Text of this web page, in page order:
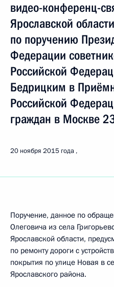
видео-конференц-
Ярославской
по поручению
Федерации
Российской
Бедрицким в
Российской
граждан в Москве
20 ноября 2015 года
Поручение, данное по
Олеговича из села
Ярославской области,
по ремонту дороги с
покрытия по улице Новая в
Ярославского района.